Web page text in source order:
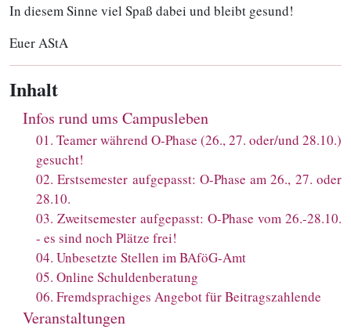
In diesem Sinne viel Spaß dabei und bleibt gesund!
Euer AStA
Inhalt
Infos rund ums Campusleben
01. Teamer während O-Phase (26., 27. oder/und 28.10.)
gesucht!
02.Erstsemester aufgepasst: O-Phase am 26., 27. oder
28.10.
03. Zweitsemester aufgepasst: O-Phase vom 26.-28.10.
- es sind noch Plätze frei!
04. Unbesetzte Stellen im BAföG-Amt
05. Online Schuldenberatung
06. Fremdsprachiges Angebot für Beitragszahlende
Veranstaltungen